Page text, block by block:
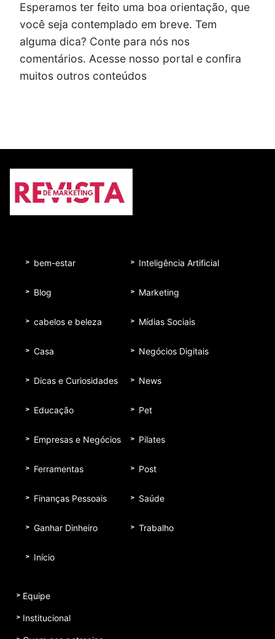
Esperamos ter feito uma boa orientação, que
você seja contemplado em breve. Tem
alguma dica? Conte para nós nos
comentários. Acesse nosso portal e confira
muitos outros conteúdos
bem-estar
Blog
cabelos e beleza
Casa
Dicas e Curiosidades
Educação
Empresas e Negócios
Ferramentas
Finanças Pessoais
Ganhar Dinheiro
Início
Inteligência Artificial
Marketing
Mídias Sociais
Negócios Digitais
News
Pet
Pilates
Post
Saúde
Trabalho
Equipe
Institucional